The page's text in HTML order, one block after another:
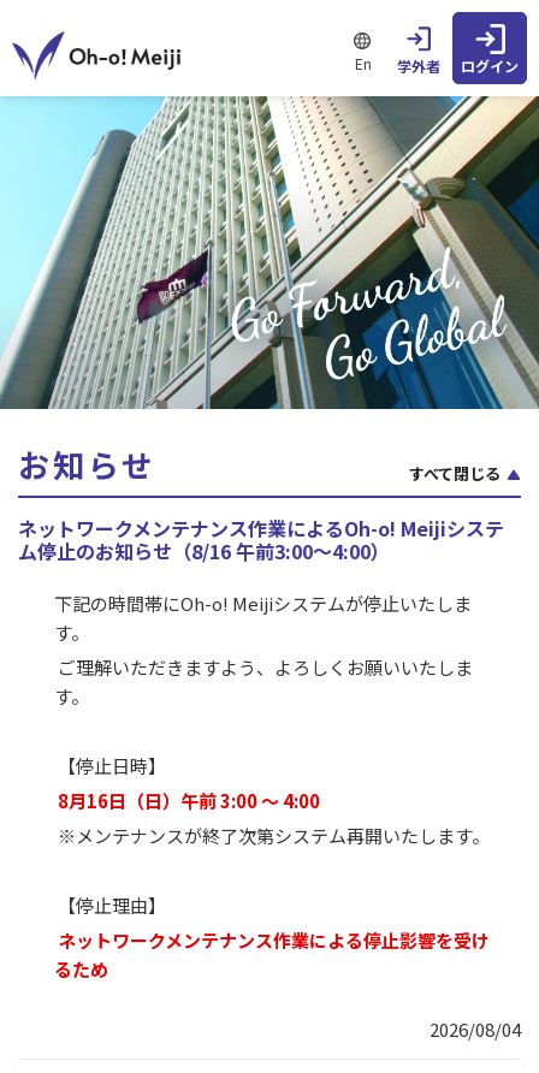
En 学外者 ログイン
お知らせ すべて閉じる
ネットワークメンテナンス作業によるOh-o! Meijiシステ
ム停止のお知らせ（8/16 午前3:00～4:00）
2026/08/04
下記の時間帯にOh-o! Meijiシステムが停止いたしま
す。
す。
【停止日時】
8月16日（日）午前 3:00 ～ 4:00
※メンテナンスが終了次第システム再開いたします。
【停止理由】
ネットワークメンテナンス作業による停止影響を受け
るため